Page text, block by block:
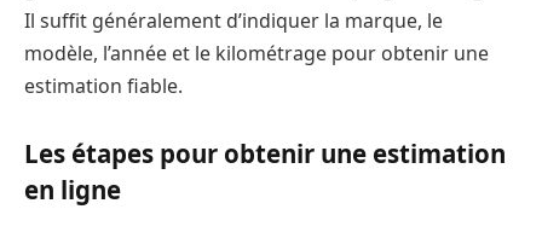
Il suffit généralement d’indiquer la marque, le
modèle, l’année et le kilométrage pour obtenir une
estimation fiable.
Les étapes pour obtenir une estimation
en ligne